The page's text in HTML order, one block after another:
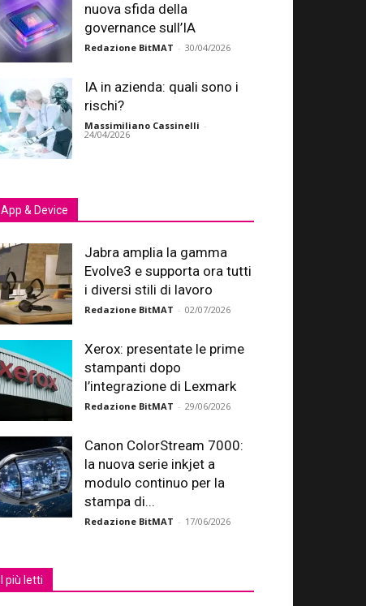
nuova sfida della
governance sull’IA
Redazione BitMAT - 30/04/2026
IA in azienda: quali sono i
rischi?
Massimiliano Cassinelli -
24/04/2026
App & Device
Jabra amplia la gamma
Evolve3 e supporta ora tutti
i diversi stili di lavoro
Redazione BitMAT - 02/07/2026
Xerox: presentate le prime
stampanti dopo
l’integrazione di Lexmark
Redazione BitMAT - 29/06/2026
Canon ColorStream 7000:
la nuova serie inkjet a
modulo continuo per la
stampa di...
Redazione BitMAT - 17/06/2026
I più letti